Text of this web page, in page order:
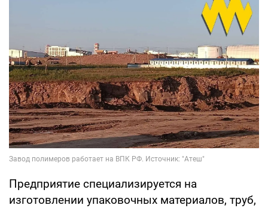
Предприятие специализируется на
изготовлении упаковочных материалов, труб,